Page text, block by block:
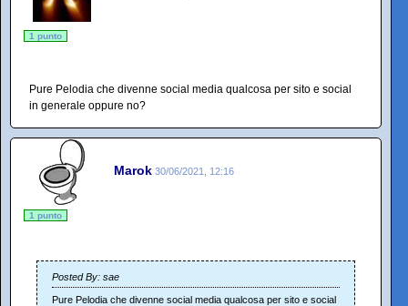
1 punto
Pure Pelodia che divenne social media qualcosa per sito e social
in generale oppure no?
Marok 30/06/2021, 12:16
1 punto
Posted By: sae
Pure Pelodia che divenne social media qualcosa per sito e social